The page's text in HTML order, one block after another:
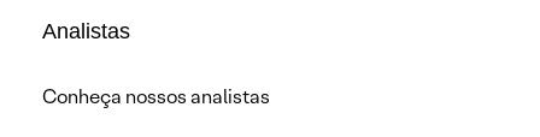
Analistas
Conheça nossos analistas